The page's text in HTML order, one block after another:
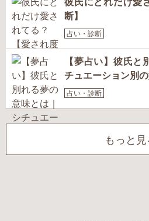
断】
占い・診断
【夢占い】彼氏
チュエーション別
占い・診断
もっと見